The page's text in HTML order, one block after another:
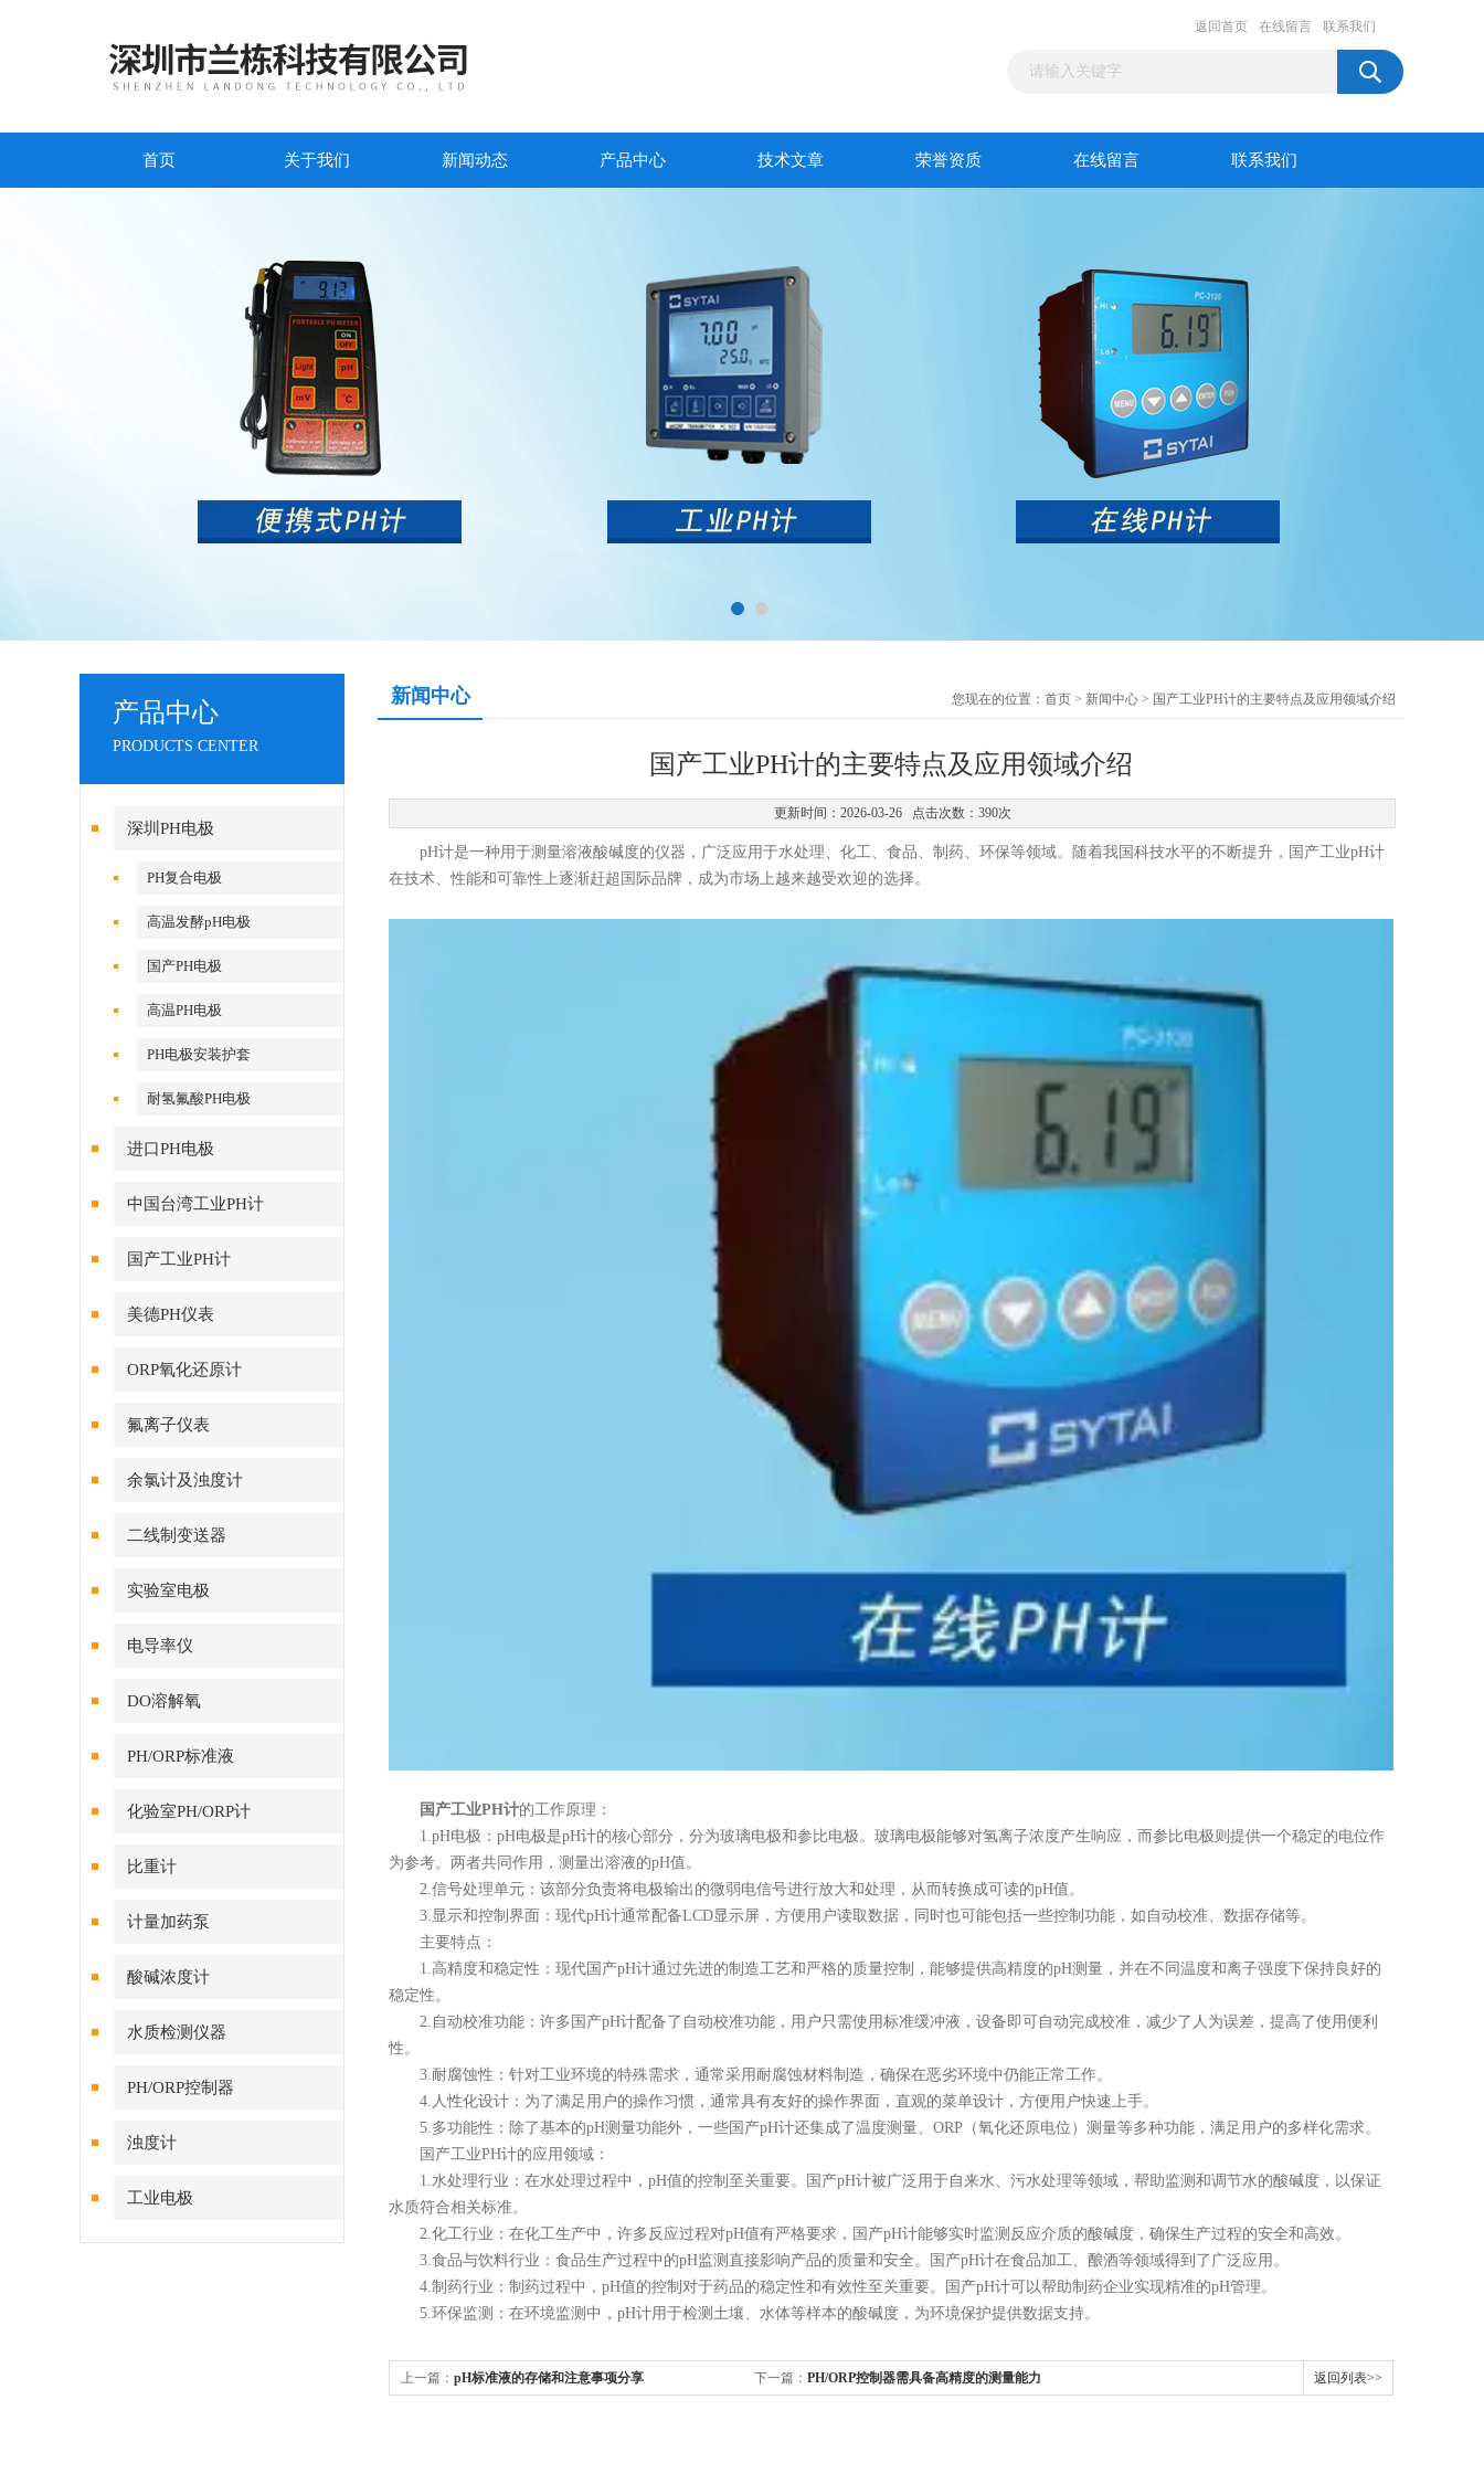
返回首页 在线留言 联系我们
首页 关于我们 新闻动态 产品中心 技术文章 荣誉资质 在线留言 联系我们
产品中心
PRODUCTS CENTER
深圳PH电极
PH复合电极
高温发酵pH电极
国产PH电极
高温PH电极
PH电极安装护套
耐氢氟酸PH电极
进口PH电极
中国台湾工业PH计
国产工业PH计
美德PH仪表
ORP氧化还原计
氟离子仪表
余氯计及浊度计
二线制变送器
实验室电极
电导率仪
DO溶解氧
PH/ORP标准液
化验室PH/ORP计
比重计
计量加药泵
酸碱浓度计
水质检测仪器
PH/ORP控制器
浊度计
工业电极
新闻中心 您现在的位置： 首页 > 新闻中心 > 国产工业PH计的主要特点及应用领域介绍
国产工业PH计的主要特点及应用领域介绍
更新时间：2026-03-26 点击次数：390次
pH计是一种用于测量溶液酸碱度的仪器，广泛应用于水处理、化工、食品、制药、环保等领域。随着我国科技水平的不断提升，国产工业pH计
在技术、性能和可靠性上逐渐赶超国际品牌，成为市场上越来越受欢迎的选择。
国产工业PH计的工作原理：
1.pH电极：pH电极是pH计的核心部分，分为玻璃电极和参比电极。玻璃电极能够对氢离子浓度产生响应，而参比电极则提供一个稳定的电位作
为参考。两者共同作用，测量出溶液的pH值。
2.信号处理单元：该部分负责将电极输出的微弱电信号进行放大和处理，从而转换成可读的pH值。
3.显示和控制界面：现代pH计通常配备LCD显示屏，方便用户读取数据，同时也可能包括一些控制功能，如自动校准、数据存储等。
主要特点：
1.高精度和稳定性：现代国产pH计通过先进的制造工艺和严格的质量控制，能够提供高精度的pH测量，并在不同温度和离子强度下保持良好的
稳定性。
2.自动校准功能：许多国产pH计配备了自动校准功能，用户只需使用标准缓冲液，设备即可自动完成校准，减少了人为误差，提高了使用便利
性。
3.耐腐蚀性：针对工业环境的特殊需求，通常采用耐腐蚀材料制造，确保在恶劣环境中仍能正常工作。
4.人性化设计：为了满足用户的操作习惯，通常具有友好的操作界面，直观的菜单设计，方便用户快速上手。
5.多功能性：除了基本的pH测量功能外，一些国产pH计还集成了温度测量、ORP（氧化还原电位）测量等多种功能，满足用户的多样化需求。
国产工业PH计的应用领域：
1.水处理行业：在水处理过程中，pH值的控制至关重要。国产pH计被广泛用于自来水、污水处理等领域，帮助监测和调节水的酸碱度，以保证
水质符合相关标准。
2.化工行业：在化工生产中，许多反应过程对pH值有严格要求，国产pH计能够实时监测反应介质的酸碱度，确保生产过程的安全和高效。
3.食品与饮料行业：食品生产过程中的pH监测直接影响产品的质量和安全。国产pH计在食品加工、酿酒等领域得到了广泛应用。
4.制药行业：制药过程中，pH值的控制对于药品的稳定性和有效性至关重要。国产pH计可以帮助制药企业实现精准的pH管理。
5.环保监测：在环境监测中，pH计用于检测土壤、水体等样本的酸碱度，为环境保护提供数据支持。
上一篇： pH标准液的存储和注意事项分享 下一篇： PH/ORP控制器需具备高精度的测量能力 返回列表>>